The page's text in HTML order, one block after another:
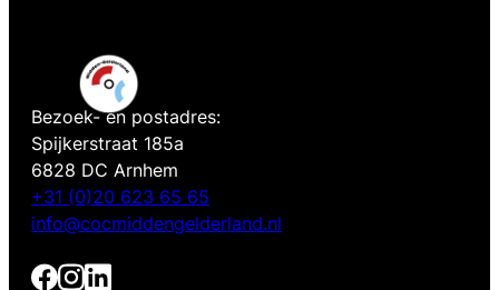
Bezoek- en postadres:
Spijkerstraat 185a
6828 DC Arnhem
+31 (0)20 623 65 65
info@cocmiddengelderland.nl